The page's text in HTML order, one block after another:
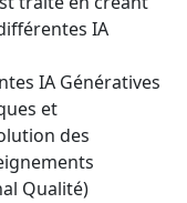
IA
IA Génératives
et
des
Qualité)